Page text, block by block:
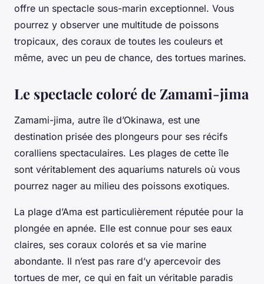
offre un spectacle sous-marin exceptionnel. Vous
pourrez y observer une multitude de poissons
tropicaux, des coraux de toutes les couleurs et
même, avec un peu de chance, des tortues marines.
Le spectacle coloré de Zamami-jima
Zamami-jima, autre île d’Okinawa, est une
destination prisée des plongeurs pour ses récifs
coralliens spectaculaires. Les plages de cette île
sont véritablement des aquariums naturels où vous
pourrez nager au milieu des poissons exotiques.
La plage d’Ama est particulièrement réputée pour la
plongée en apnée. Elle est connue pour ses eaux
claires, ses coraux colorés et sa vie marine
abondante. Il n’est pas rare d’y apercevoir des
tortues de mer, ce qui en fait un véritable paradis